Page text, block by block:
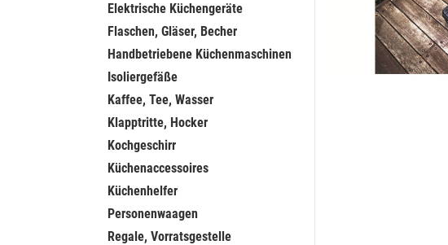
Elektrische Küchengeräte
Flaschen, Gläser, Becher
Handbetriebene Küchenmaschinen
Isoliergefäße
Kaffee, Tee, Wasser
Klapptritte, Hocker
Kochgeschirr
Küchenaccessoires
Küchenhelfer
Personenwaagen
Regale, Vorratsgestelle